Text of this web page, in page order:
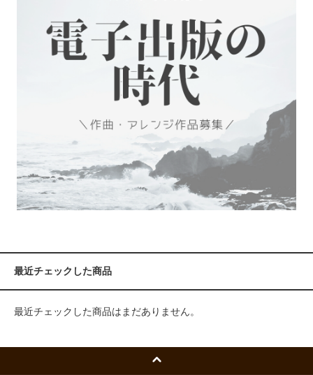
最近チェックした商品
最近チェックした商品はまだありません。